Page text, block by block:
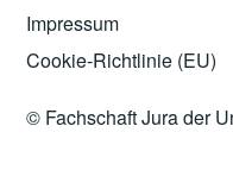
Impressum
Cookie-Richtlinie (EU)
© Fachschaft Jura der